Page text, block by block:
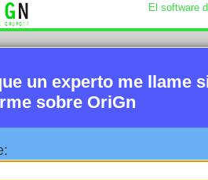
El software
un experto me llame
sobre OriGn